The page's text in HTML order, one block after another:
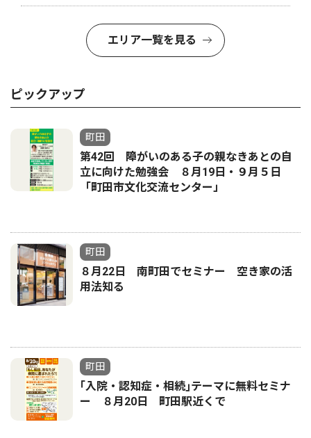
エリア一覧を見る
ピックアップ
町田
第42回 障がいのある子の親なきあとの自
立に向けた勉強会 ８月19日・９月５日
「町田市文化交流センター」
町田
８月22日 南町田でセミナー 空き家の活
用法知る
町田
｢入院・認知症・相続｣テーマに無料セミナ
ー ８月20日 町田駅近くで